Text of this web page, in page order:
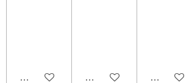
Désactivé Désactivé Désactivé